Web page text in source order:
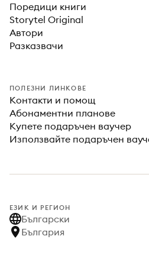
Поредици книги
Storytel Original
Автори
Разказвачи
ПОЛЕЗНИ ЛИНКОВЕ
Контакти и помощ
Абонаментни планове
Купете подаръчен ваучер
Използвайте подаръчен
ЕЗИК И РЕГИОН
Български
България